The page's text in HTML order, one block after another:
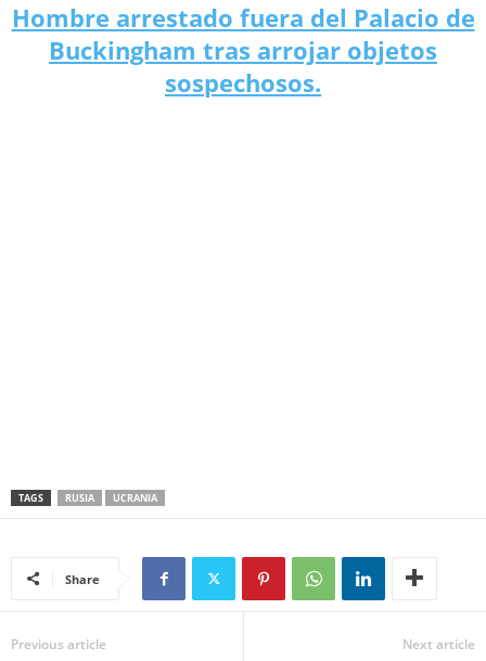
Hombre arrestado fuera del Palacio de
Buckingham tras arrojar objetos
sospechosos.
TAGS RUSIA UCRANIA
Share
Previous article Next article